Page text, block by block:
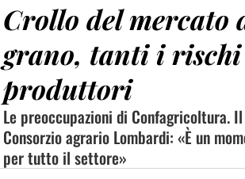
Crollo del mercato
grano, tanti i
produttori
Le preoccupazioni di Confagricoltura.
Consorzio agrario Lombardi: «È un
per tutto il settore»